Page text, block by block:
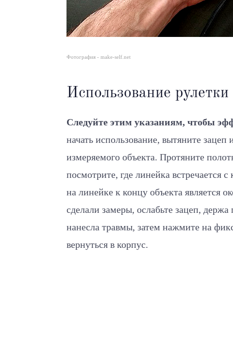
Фотография - make-self.net
Использование рулетки
Следуйте этим указаниям, чтобы
начать использование, вытяните зацеп
измеряемого объекта. Протяните
посмотрите, где линейка встречается
на линейке к концу объекта является
сделали замеры, ослабьте зацеп,
нанесла травмы, затем нажмите на
вернуться в корпус.